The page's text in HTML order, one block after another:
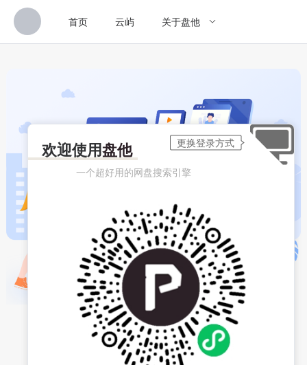
首页 云屿 关于盘他
欢迎使用盘他
一个超好用的网盘搜索引擎